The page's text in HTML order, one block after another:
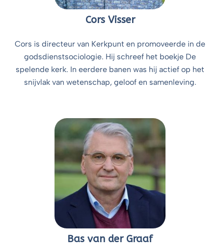
Cors Visser
Cors is directeur van Kerkpunt en promoveerde in de
godsdienstsociologie. Hij schreef het boekje De
spelende kerk. In eerdere banen was hij actief op het
snijvlak van wetenschap, geloof en samenleving.
Bas van der Graaf